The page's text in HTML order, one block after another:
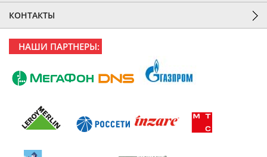
КОНТАКТЫ
НАШИ ПАРТНЕРЫ: